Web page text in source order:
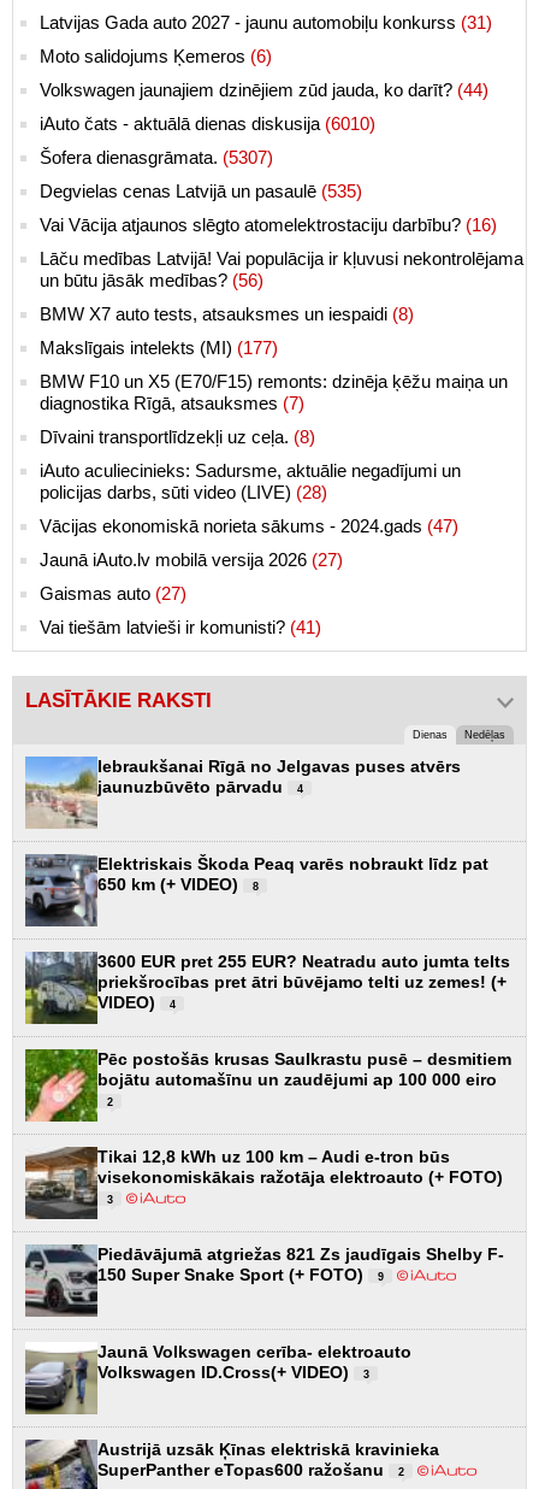
Latvijas Gada auto 2027 - jaunu automobiļu konkurss (31)
Moto salidojums Ķemeros (6)
Volkswagen jaunajiem dzinējiem zūd jauda, ko darīt? (44)
iAuto čats - aktuālā dienas diskusija (6010)
Šofera dienasgrāmata. (5307)
Degvielas cenas Latvijā un pasaulē (535)
Vai Vācija atjaunos slēgto atomelektrostaciju darbību? (16)
Lāču medības Latvijā! Vai populācija ir kļuvusi nekontrolējama
un būtu jāsāk medības? (56)
BMW X7 auto tests, atsauksmes un iespaidi (8)
Makslīgais intelekts (MI) (177)
BMW F10 un X5 (E70/F15) remonts: dzinēja ķēžu maiņa un
diagnostika Rīgā, atsauksmes (7)
Dīvaini transportlīdzekļi uz ceļa. (8)
iAuto aculiecinieks: Sadursme, aktuālie negadījumi un
policijas darbs, sūti video (LIVE) (28)
Vācijas ekonomiskā norieta sākums - 2024.gads (47)
Jaunā iAuto.lv mobilā versija 2026 (27)
Gaismas auto (27)
Vai tiešām latvieši ir komunisti? (41)
LASĪTĀKIE RAKSTI
Dienas Nedēļas
Iebraukšanai Rīgā no Jelgavas puses atvērs
jaunuzbūvēto pārvadu
4
Elektriskais Škoda Peaq varēs nobraukt līdz pat
650 km (+ VIDEO)
8
3600 EUR pret 255 EUR? Neatradu auto jumta telts
priekšrocības pret ātri būvējamo telti uz zemes! (+
VIDEO)
4
Pēc postošās krusas Saulkrastu pusē – desmitiem
bojātu automašīnu un zaudējumi ap 100 000 eiro
2
Tikai 12,8 kWh uz 100 km – Audi e-tron būs
visekonomiskākais ražotāja elektroauto (+ FOTO)
3
Piedāvājumā atgriežas 821 Zs jaudīgais Shelby F-
150 Super Snake Sport (+ FOTO)
9
Jaunā Volkswagen cerība- elektroauto
Volkswagen ID.Cross(+ VIDEO)
3
Austrijā uzsāk Ķīnas elektriskā kravinieka
SuperPanther eTopas600 ražošanu
2